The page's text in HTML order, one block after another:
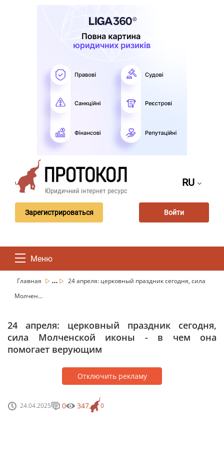
RU
Зарегистрироваться Войти
Меню
Главная ...
24 апреля: церковный праздник сегодня, сила
Молчен...
24 апреля: церковный праздник сегодня,
сила Молченской иконы - в чем она
помогает верующим
Отключить рекламу
24.04.2025 0
0 347